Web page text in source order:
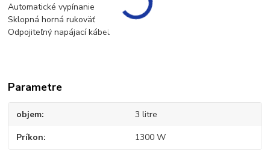
Automatické vypínanie
Sklopná horná rukoväť
Odpojiteľný napájací kábel
Parametre
objem 3 litre
Príkon 1300 W